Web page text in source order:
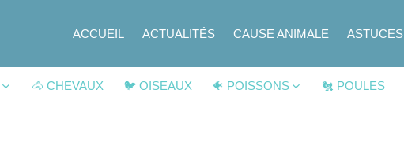
ACCUEIL ACTUALITÉS CAUSE ANIMALE ASTUCES
🐴 CHEVAUX 🐦 OISEAUX 🐠 POISSONS 🐔 POULES